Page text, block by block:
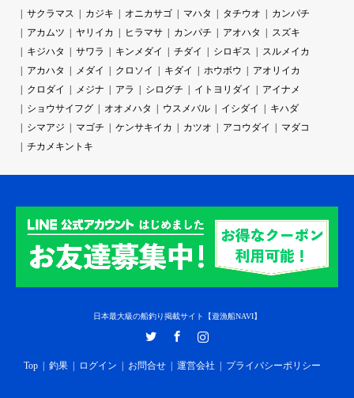
サクラマス
カジキ オニカサゴ マハタ タチウオ
カンパチ
アカムツ
ヤリイカ ヒラマサ カンパチ アオハタ
スズキ
キジハタ
サワラ キンメダイ チダイ シロギス
スルメイカ
アカハタ
メダイ クロソイ キダイ ホウボウ
アオリイカ
クロダイ
メジナ アラ シログチ イトヨリダイ
アイナメ
ショウサイフグ
オオメハタ ウスメバル イシダイ
キハダ
シマアジ
マゴチ ケンサキイカ カツオ アコウダイ
マダコ
チカメキントキ
日本最大級の船釣り掲載サイト【遊漁船NAVI】
Top 釣果 ログイン お問合せ 運営会社 プライバシーポリシー